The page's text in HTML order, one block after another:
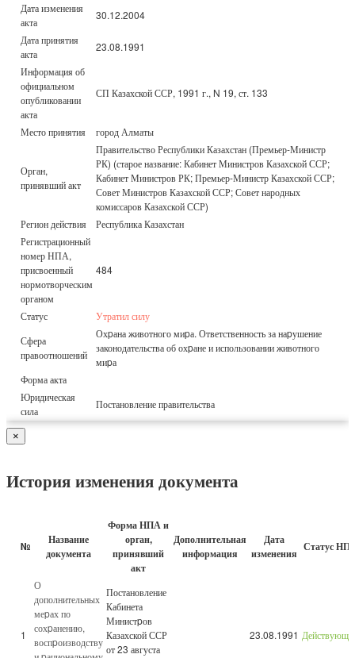
Дата изменения
акта
30.12.2004
Дата принятия
акта
23.08.1991
Информация об
официальном
опубликовании
акта
СП Казахской ССР, 1991 г., N 19, ст. 133
Место принятия город Алматы
Орган,
принявший акт
Правительство Республики Казахстан (Премьер-Министр
РК) (старое название: Кабинет Министров Казахской ССР;
Кабинет Министров РК; Премьер-Министр Казахской ССР;
Совет Министров Казахской ССР; Совет народных
комиссаров Казахской ССР)
Регион действия
Республика Казахстан
Регистрационный
номер НПА,
присвоенный
нормотворческим
органом
484
Статус
Утратил силу
Сфера
правоотношений
Охpана животного миpа. Ответственность за наpушение
законодательства об охpане и использовании животного
миpа
Форма акта
Юридическая
сила
Постановление правительства
×
История изменения документа
№
Название
документа
Форма НПА и
орган,
принявший
акт
Дополнительная
информация
Дата
изменения Статус
1
О
дополнительных
меpах по
сохpанению,
воспpоизводству
Постановление
Кабинета
Министpов
Казахской ССР
от 23 августа
23.08.1991